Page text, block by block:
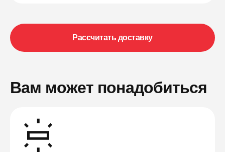
Рассчитать доставку
Вам может понадобиться